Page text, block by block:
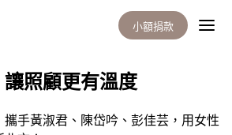
小額捐款
: <span>巧觀點</
照顧更有溫度
手黃淑君、陳岱吟、彭佳芸，用女性